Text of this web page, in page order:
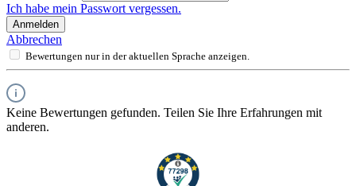
Ich habe mein Passwort vergessen.
Anmelden
Abbrechen
Bewertungen nur in der aktuellen Sprache anzeigen.
Keine Bewertungen gefunden. Teilen Sie Ihre Erfahrungen mit
anderen.